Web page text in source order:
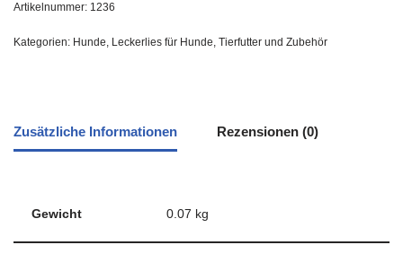
Artikelnummer: 1236
Kategorien: Hunde, Leckerlies für Hunde, Tierfutter und Zubehör
Zusätzliche Informationen Rezensionen (0)
Gewicht 0.07 kg